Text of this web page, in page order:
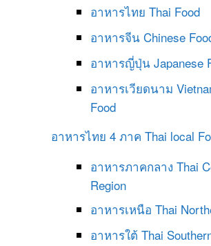
อาหารไทย Thai Food
อาหารจีน Chinese
อาหารญี่ปุ่น Japanese
อาหารเวียดนาม
Food
อาหารไทย 4 ภาค Thai local
อาหารภาคกลาง Thai
Region
อาหารเหนือ Thai
อาหารใต้ Thai